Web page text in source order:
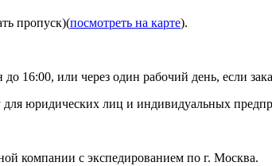
пропуск)(посмотреть на карте).
16:00, или через один рабочий день, если
для юридических лиц и индивидуальных
компании с экспедированием по г. Москва.